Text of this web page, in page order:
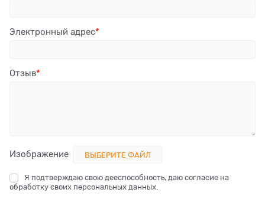
Электронный адрес
Отзыв
Изображение ВЫБЕРИТЕ ФАЙЛ
Я подтверждаю свою дееспособность, даю согласие на
обработку своих персональных данных.